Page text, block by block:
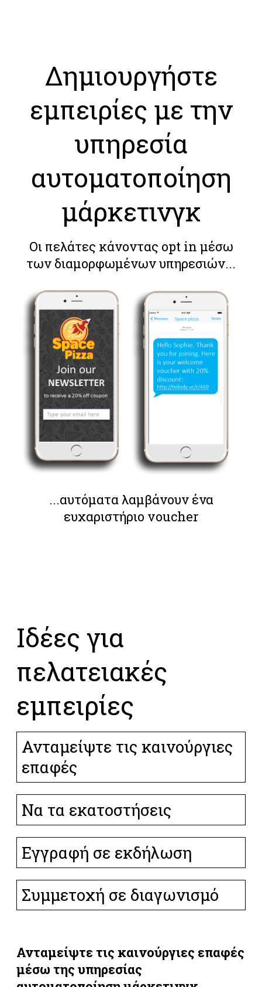
Δημιουργήστε
εμπειρίες με την
υπηρεσία
αυτοματοποίηση
μάρκετινγκ
Οι πελάτες κάνοντας opt in μέσω
των διαμορφωμένων υπηρεσιών...
...αυτόματα λαμβάνουν ένα
ευχαριστήριο voucher
Ιδέες για
πελατειακές
εμπειρίες
Ανταμείψτε τις καινούργιες
επαφές
Να τα εκατοστήσεις
Εγγραφή σε εκδήλωση
Συμμετοχή σε διαγωνισμό
Ανταμείψτε τις καινούργιες επαφές
μέσω της υπηρεσίας